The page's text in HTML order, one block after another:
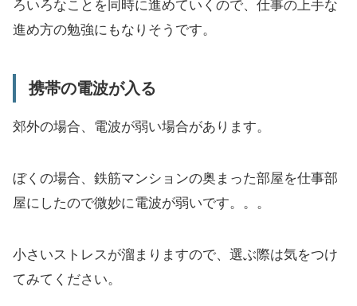
ろいろなことを同時に進めていくので、仕事の上手な
進め方の勉強にもなりそうです。
携帯の電波が入る
郊外の場合、電波が弱い場合があります。
ぼくの場合、鉄筋マンションの奥まった部屋を仕事部
屋にしたので微妙に電波が弱いです。。。
小さいストレスが溜まりますので、選ぶ際は気をつけ
てみてください。